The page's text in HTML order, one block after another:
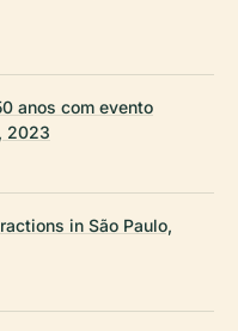
anos com evento
2023
in São Paulo,